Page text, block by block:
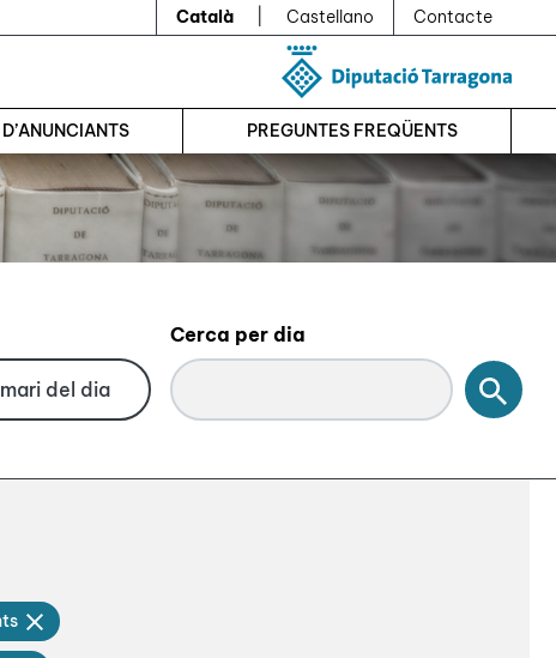
Català Castellano Contacte
PREGUNTES FREQÜENTS
del dia
Cerca per dia